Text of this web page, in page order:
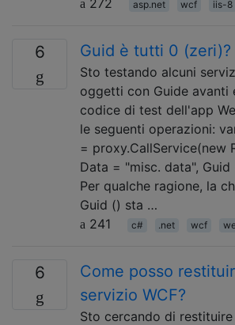
asp.net wcf iis-8
6 Guid è tutti 0 (zeri)?
Sto testando alcuni
oggetti con Guide avanti
codice di test dell'app
le seguenti operazioni:
= proxy.CallService(new
Data = "misc. data",
Per qualche ragione, la
Guid () sta …
241
c# .net wcf
6
Come posso
servizio WCF?
Sto cercando di restituire